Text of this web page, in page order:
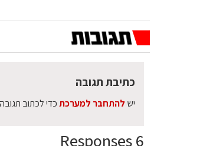
6 Responses
כתיבת תגובה
יש להתחבר למערכתכדי לכתוב